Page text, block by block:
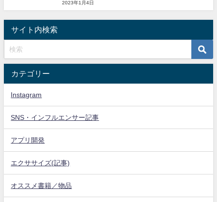
2023年1月4日
サイト内検索
カテゴリー
Instagram
SNS・インフルエンサー記事
アプリ開発
エクササイズ(記事)
オススメ書籍／物品